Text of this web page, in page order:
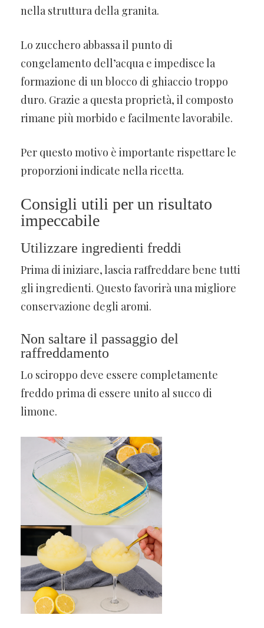
nella struttura della granita.
Lo zucchero abbassa il punto di
congelamento dell’acqua e impedisce la
formazione di un blocco di ghiaccio troppo
duro. Grazie a questa proprietà, il composto
rimane più morbido e facilmente lavorabile.
Per questo motivo è importante rispettare le
proporzioni indicate nella ricetta.
Consigli utili per un risultato
impeccabile
Utilizzare ingredienti freddi
Prima di iniziare, lascia raffreddare bene tutti
gli ingredienti. Questo favorirà una migliore
conservazione degli aromi.
Non saltare il passaggio del
raffreddamento
Lo sciroppo deve essere completamente
freddo prima di essere unito al succo di
limone.